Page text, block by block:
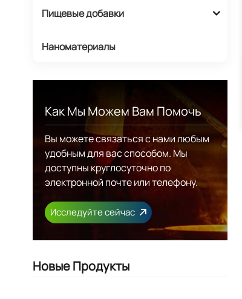
Пищевые добавки
Наноматериалы
Как Мы Можем Вам Помочь
Вы можете связаться с нами любым
удобным для вас способом. Мы
доступны круглосуточно по
электронной почте или телефону.
Исследуйте сейчас
Новые Продукты